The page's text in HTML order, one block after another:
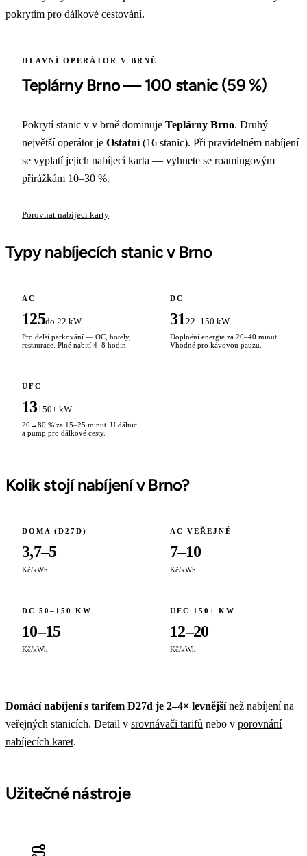
pokrytím pro dálkové cestování.
HLAVNÍ OPERÁTOR V BRNĚ
Teplárny Brno — 100 stanic (59 %)
Pokrytí stanic v v brně dominuje Teplárny Brno. Druhý
největší operátor je Ostatní(16 stanic). Při pravidelném nabíjení
se vyplatí jejich nabíjecí karta — vyhnete se roamingovým
přirážkám 10–30 %.
Porovnat nabíjecí karty
Typy nabíjecích stanic v Brno
AC
125do 22 kW
Pro delší parkování — OC, hotely,
restaurace. Plné nabití 4–8 hodin.
DC
3122–150 kW
Doplnění energie za 20–40 minut.
Vhodné pro kávovou pauzu.
UFC
13150+ kW
20→80 % za 15–25 minut. U dálnic
a pump pro dálkové cesty.
Kolik stojí nabíjení v Brno?
DOMA (D27D)
3,7–5
Kč/kWh
AC VEŘEJNÉ
7–10
Kč/kWh
DC 50–150 KW
10–15
Kč/kWh
UFC 150+ KW
12–20
Kč/kWh
Domácí nabíjení s tarifem D27d je 2–4× levnějšínež nabíjení na
veřejných stanicích. Detail v srovnávači tarifů nebo v porovnání
nabíjecích karet.
Užitečné nástroje